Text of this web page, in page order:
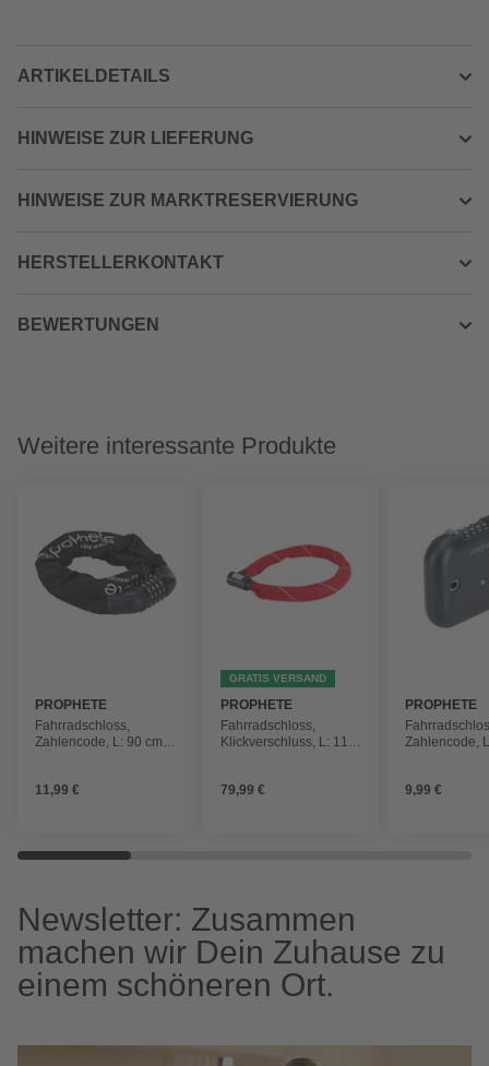
ARTIKELDETAILS
HINWEISE ZUR LIEFERUNG
HINWEISE ZUR MARKTRESERVIERUNG
HERSTELLERKONTAKT
BEWERTUNGEN
Weitere interessante Produkte
PROPHETE
Fahrradschloss,
Zahlencode, L: 90 cm,
11,99 €
GRATIS VERSAND
PROPHETE
Fahrradschloss,
Klickverschluss, L: 110
79,99 €
PROPHETE
Zahlencode,
9,99 €
Newsletter: Zusammen
machen wir Dein Zuhause zu
einem schöneren Ort.